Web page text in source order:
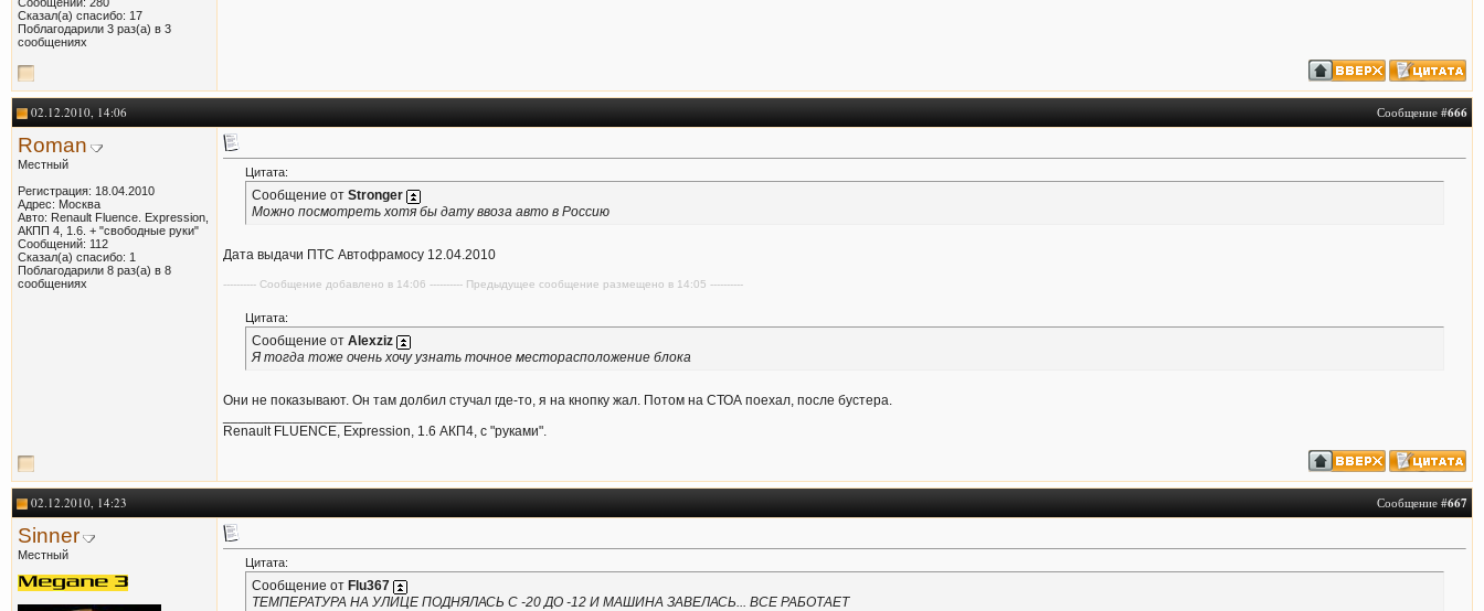
Сказал(а) спасибо: 17
Поблагодарили 3 раз(а) в 3
сообщениях
02.12.2010, 14:06 Сообщение #666
Roman
Местный
Регистрация: 18.04.2010
Адрес: Москва
Авто: Renault Fluence. Expression,
АКПП 4, 1.6. + "свободные руки"
Сообщений: 112
Сказал(а) спасибо: 1
Поблагодарили 8 раз(а) в 8
сообщениях
Цитата:
Сообщение от Stronger
Можно посмотреть хотя бы дату ввоза авто в Россию
Дата выдачи ПТС Автофрамосу 12.04.2010
---------- Сообщение добавлено в 14:06 ---------- Предыдущее сообщение размещено в 14:05 ----------
Цитата:
Сообщение от Alexziz
Я тогда тоже очень хочу узнать точное месторасположение блока
Они не показывают. Он там долбил стучал где-то, я на кнопку жал. Потом на СТОА поехал, после бустера.
Renault FLUENCE, Expression, 1.6 АКП4, с "руками".
02.12.2010, 14:23 Сообщение #667
Sinner
Местный
Цитата:
Сообщение от Flu367
ТЕМПЕРАТУРА НА УЛИЦЕ ПОДНЯЛАСЬ С -20 ДО -12 И МАШИНА ЗАВЕЛАСЬ... ВСЕ РАБОТАЕТ